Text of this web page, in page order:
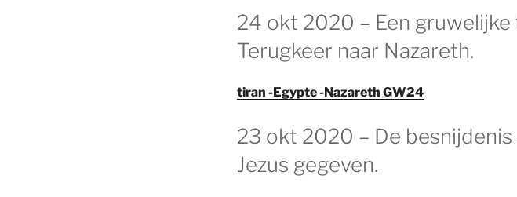
GEPLAATST
OP
24 okt 2020 – Een
Terugkeer naar Nazareth.
tiran -Egypte -Nazareth GW24
GEPLAATST
OP
23 okt 2020 – De
Jezus gegeven.